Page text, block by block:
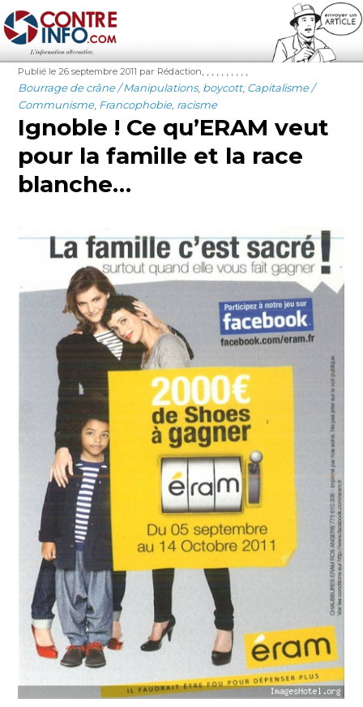
Contre-Info
Publié
le
Publié le 26 septembre 2011 Auteur
par Rédaction
Catégories
Bourrage de crâne / Manipulations, boycott, Capitalisme /
Communisme, Francophobie, racisme
Ignoble ! Ce qu’ERAM veut
pour la famille et la race
blanche…